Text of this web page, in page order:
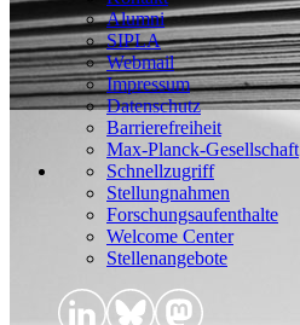
Alumni
SIPLA
Webmail
Impressum
Datenschutz
Barrierefreiheit
Max-Planck-Gesellschaft
Schnellzugriff
Stellungnahmen
Forschungsaufenthalte
Welcome Center
Stellenangebote